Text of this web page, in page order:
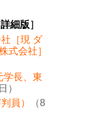
詳細版］
［現 ダ
式会社］
学長、東
）
員）
（8